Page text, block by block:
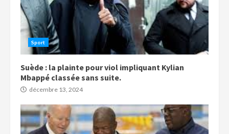
Sport
Suède : la plainte pour viol impliquant Kylian
Mbappé classée sans suite.
décembre 13, 2024